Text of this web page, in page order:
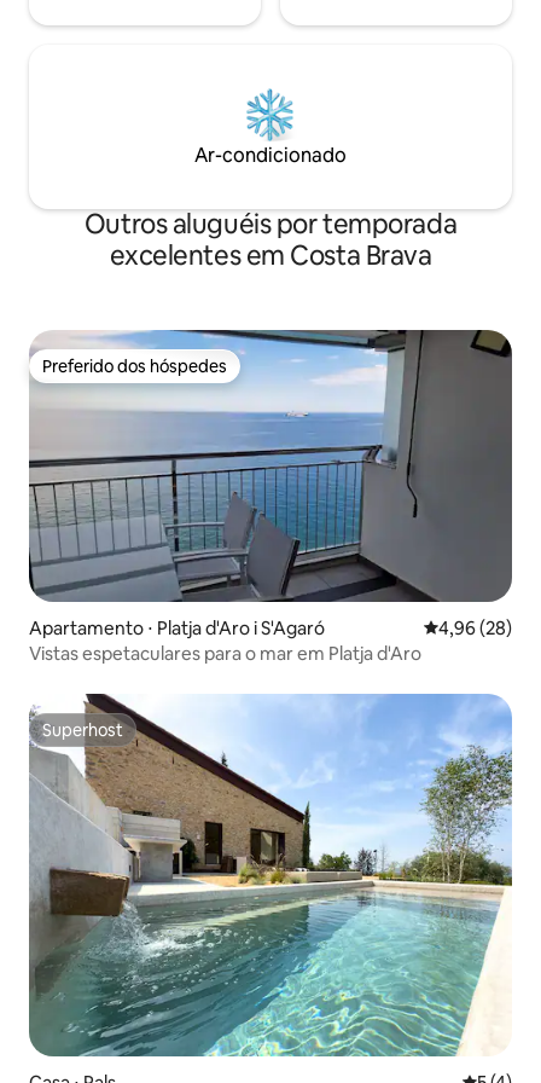
Ar-condicionado
Outros aluguéis por temporada
excelentes em Costa Brava
Preferido dos hóspedes
Preferido dos hóspedes
Apartamento ⋅ Platja d'Aro i S'Agaró 4,96 de uma
4,96 (28)
Vistas espetaculares para o mar em Platja d'Aro
Superhost
Superhost